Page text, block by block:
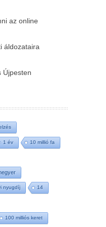
az online
áldozataira
Újpesten
1 év 10 millió fa
nyugdíj 14
100 milliós keret